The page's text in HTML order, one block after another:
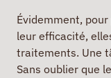
Évidemment,
leur efficacité,
traitements. Une
Sans oublier que